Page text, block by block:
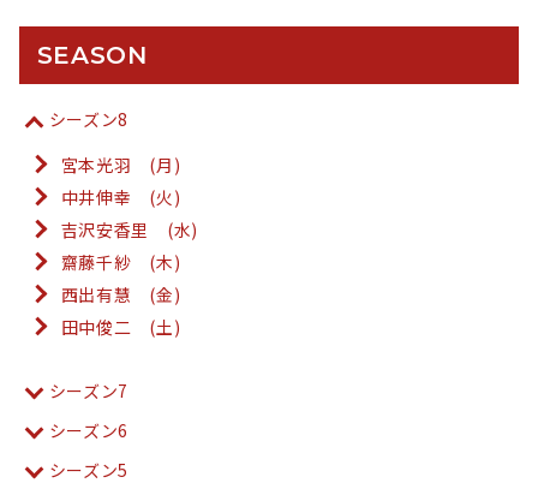
SEASON
シーズン8
宮本光羽 (月)
中井伸幸 (火)
吉沢安香里 (水)
齋藤千紗 (木)
西出有慧 (金)
田中俊二 (土)
シーズン7
シーズン6
シーズン5